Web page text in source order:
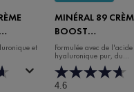
72H
et
MINÉRAL 89
BOOST
D'HYDRATATION
RICHE SANS
Formulée avec de l'acide
hyaluronique pur, du
niacinamide et de la
(50 ml)
4.6